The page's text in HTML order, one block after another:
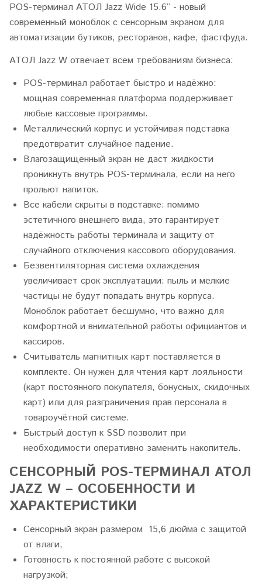
POS-терминал АТОЛ Jazz Wide 15.6” - новый
современный моноблок с сенсорным экраном для
автоматизации бутиков, ресторанов, кафе, фастфуда.
АТОЛ Jazz W отвечает всем требованиям бизнеса:
POS-терминал работает быстро и надёжно:
мощная современная платформа поддерживает
любые кассовые программы.
Металлический корпус и устойчивая подставка
предотвратит случайное падение.
Влагозащищенный экран не даст жидкости
проникнуть внутрь POS-терминала, если на него
прольют напиток.
Все кабели скрыты в подставке: помимо
эстетичного внешнего вида, это гарантирует
надёжность работы терминала и защиту от
случайного отключения кассового оборудования.
Безвентиляторная система охлаждения
увеличивает срок эксплуатации: пыль и мелкие
частицы не будут попадать внутрь корпуса.
Моноблок работает бесшумно, что важно для
комфортной и внимательной работы официантов и
кассиров.
Считыватель магнитных карт поставляется в
комплекте. Он нужен для чтения карт лояльности
(карт постоянного покупателя, бонусных, скидочных
карт) или для разграничения прав персонала в
товароучётной системе.
Быстрый доступ к SSD позволит при
необходимости оперативно заменить накопитель.
СЕНСОРНЫЙ POS-ТЕРМИНАЛ АТОЛ
JAZZ W – ОСОБЕННОСТИ И
ХАРАКТЕРИСТИКИ
Сенсорный экран размером 15,6 дюйма с защитой
от влаги;
Готовность к постоянной работе с высокой
нагрузкой;